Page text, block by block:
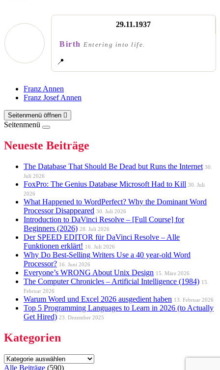
29.11.1937
Birth Entering into life.
📍
Franz Annen
Franz Josef Annen
Seitenmenü öffnen
Seitenmenü
Neueste Beiträge
The Database That Should Be Dead but Runs the Internet 30.
Juli 2026
FoxPro: The Genius Database Microsoft Had to Kill 30. Juli
2026
What Happened to WordPerfect? Why the Dominant Word
Processor Disappeared 30. Juli 2026
Introduction to DaVinci Resolve – [Full Course] for
Beginners (2026) 28. Juli 2026
Der SPEED EDITOR für DaVinci Resolve – Alle
Funktionen erklärt! 16. Juli 2026
Why Do Best-Selling Writers Use a 40 year-old Word
Processor? 16. Juni 2026
Everyone’s WRONG About Unix Design 15. März 2026
The Computer Chronicles – Artificial Intelligence (1984) 15.
Februar 2026
Warum Word und Excel 2026 ausgedient haben 13. Februar 2026
Top 5 Programming Languages to Learn in 2026 (to Actually
Get Hired) 23. Dezember 2025
Kategorien
Kategorien
Alle Beiträge (590)